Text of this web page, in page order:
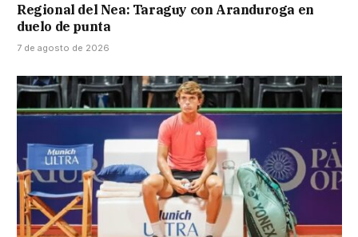
Regional del Nea: Taraguy con Aranduroga en
duelo de punta
7 de agosto de 2026